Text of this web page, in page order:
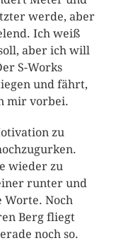
werde, aber
Ich weiß
aber ich will
S-Works
und fährt,
mir vorbei.
zu
wieder zu
runter und
Noch
Berg fliegt
noch so.